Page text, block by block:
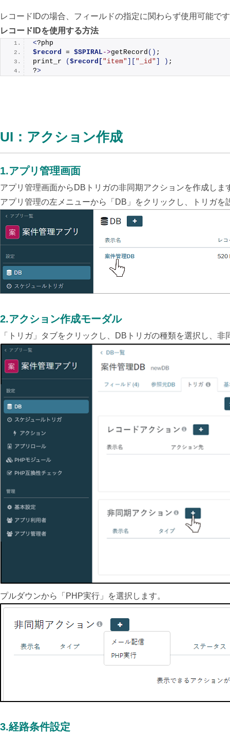
レコードIDの場合、フィールドの指定に関わらず使用可能で
レコードIDを使用する方法
<?php
$record = $SPIRAL->getRecord () ;
print_r
( $record[ "item" "_id" ) ;
?>
UI：アクション作成
1.アプリ管理画面
アプリ管理画面からDBトリガの非同期アクションを作成しま
アプリ管理の左メニューから「DB」をクリックし、トリガを
2.アクション作成モーダル
「トリガ」タブをクリックし、DBトリガの種類を選択し、
プルダウンから「PHP実行」を選択します。
3.経路条件設定